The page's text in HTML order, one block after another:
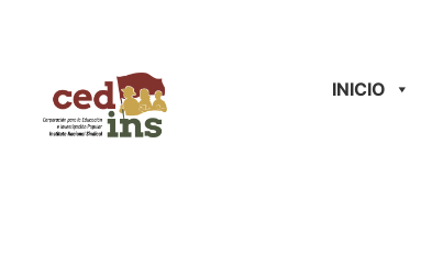
INICIO